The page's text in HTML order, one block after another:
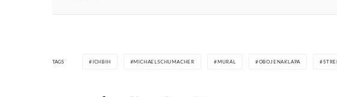
TAGS ICHBIH MICHAELSCHUMACHER MURAL OBOJENAKLAPA